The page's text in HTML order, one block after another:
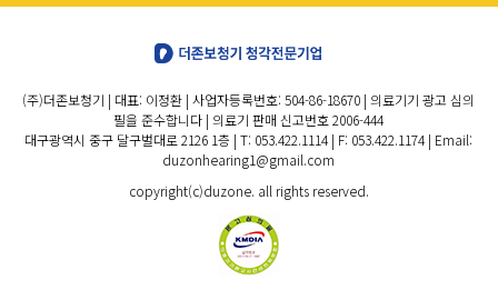
(주)더존보청기 | 대표: 이정환 | 사업자등록번호: 504-86-18670 | 의료기기 광고 심의
필을 준수합니다 | 의료기 판매 신고번호 2006-444
대구광역시 중구 달구벌대로 2126 1층 | T: 053.422.1114 | F: 053.422.1174 | Email:
duzonhearing1@gmail.com
copyright(c)duzone. all rights reserved.